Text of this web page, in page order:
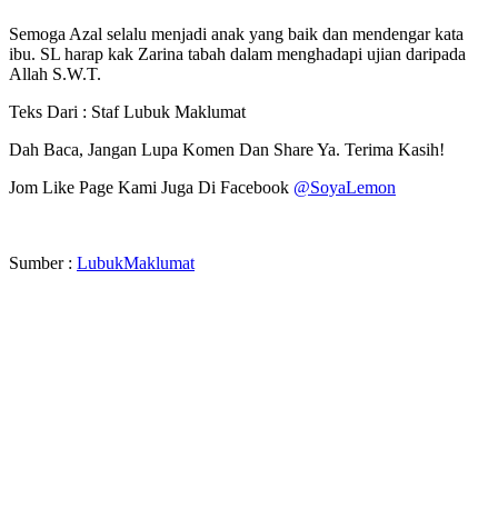
Semoga Azal selalu menjadi anak yang baik dan mendengar kata
ibu. SL harap kak Zarina tabah dalam menghadapi ujian daripada
Allah S.W.T.
Teks Dari : Staf Lubuk Maklumat
Dah Baca, Jangan Lupa Komen Dan Share Ya. Terima Kasih!
Jom Like Page Kami Juga Di Facebook @SoyaLemon
Sumber : LubukMaklumat